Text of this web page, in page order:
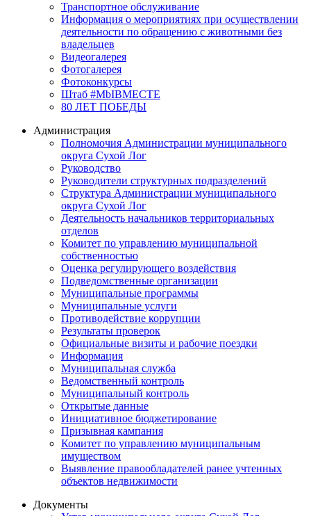
Транспортное обслуживание
Информация о мероприятиях при осуществлении
деятельности по обращению с животными без
владельцев
Видеогалерея
Фотогалерея
Фотоконкурсы
Штаб #MbIBMECTE
80 ЛЕТ ПОБЕДЫ
Администрация
Полномочия Администрации муниципального
округа Сухой Лог
Руководство
Руководители структурных подразделений
Структура Администрации муниципального
округа Сухой Лог
Деятельность начальников территориальных
отделов
Комитет по управлению муниципальной
собственностью
Оценка регулирующего воздействия
Подведомственные организации
Муниципальные программы
Муниципальные услуги
Противодействие коррупции
Результаты проверок
Официальные визиты и рабочие поездки
Информация
Муниципальная служба
Ведомственный контроль
Муниципальный контроль
Открытые данные
Инициативное бюджетирование
Призывная кампания
Комитет по управлению муниципальным
имуществом
Выявление правообладателей ранее учтенных
объектов недвижимости
Документы